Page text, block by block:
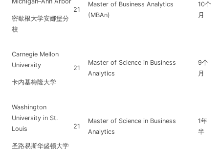
密歇根大学安娜堡分
校
21
Master of Business Analytics
(MBAn)
10个
月
Carnegie Mellon
University
卡内基梅隆大学
21
Master of Science in Business
Analytics
9个
月
Washington
University in St.
Louis
圣路易斯华盛顿大学
21
Master of Science in Business
Analytics
1年
半